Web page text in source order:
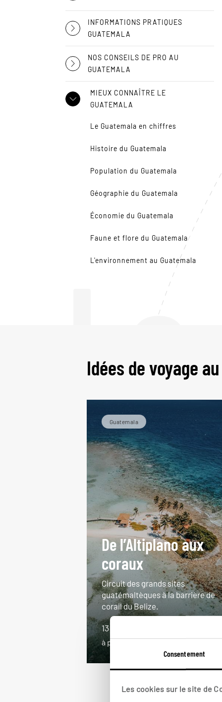
Consentement
Les cookies sur le site de
Le
INFORMATIONS PRATIQUES
GUATEMALA
NOS CONSEILS DE PRO AU
GUATEMALA
MIEUX CONNAÎTRE LE
GUATEMALA
Le Guatemala en chiffres
Histoire du Guatemala
Population du Guatemala
Géographie du Guatemala
Économie du Guatemala
Faune et flore du Guatemala
L'environnement au Guatemala
Idées de voyage
Guatemala
De l’Altiplano aux
coraux
Circuit des grands sites
guatémaltèques à la barrière de
corail du Belize.
13 jours / 11 nuits
à partir de 4850€